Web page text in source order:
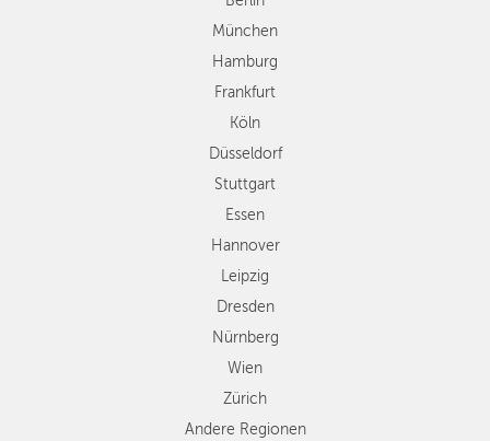
Stuttgart
Essen
Dresden
Nürnberg
Wien
Zürich
Andere
Regionen
München
Hamburg
Frankfurt
Köln
Düsseldorf
Stuttgart
Essen
Hannover
Leipzig
Dresden
Nürnberg
Wien
Zürich
Andere Regionen